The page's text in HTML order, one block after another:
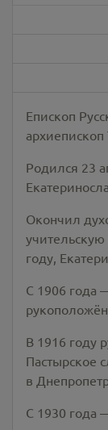
Епископ
Родился 23
Окончил
году,
С 1906 года
В 1916 году
Пастырское
в
С 1930 года